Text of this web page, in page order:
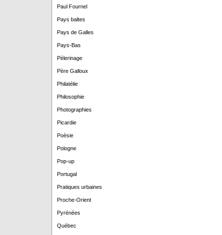
Paul Fournel
Pays baltes
Pays de Galles
Pays-Bas
Pélerinage
Père Galloux
Philatélie
Philosophie
Photographies
Picardie
Poèsie
Pologne
Pop-up
Portugal
Pratiques urbaines
Proche-Orient
Pyrénées
Québec